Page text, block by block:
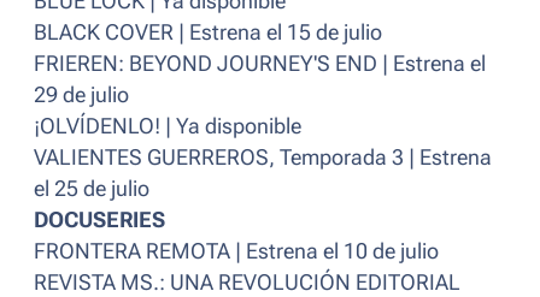
BLACK COVER | Estrena el 15 de julio
FRIEREN: BEYOND JOURNEY'S END | Estrena el
29 de julio
¡OLVÍDENLO! | Ya disponible
VALIENTES GUERREROS, Temporada 3 | Estrena
el 25 de julio
DOCUSERIES
FRONTERA REMOTA | Estrena el 10 de julio
REVISTA MS.: UNA REVOLUCIÓN EDITORIAL